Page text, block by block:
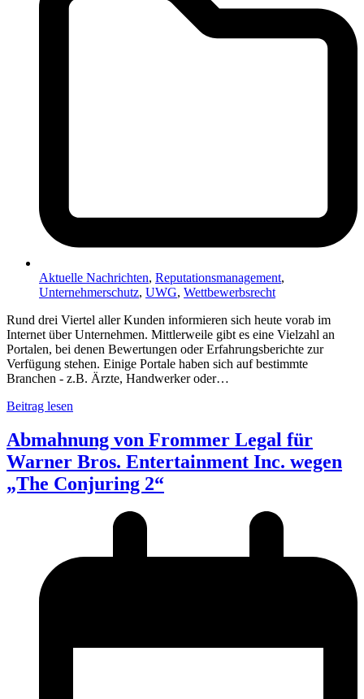
Aktuelle Nachrichten, Reputationsmanagement,
Unternehmerschutz, UWG, Wettbewerbsrecht
Rund drei Viertel aller Kunden informieren sich heute vorab im
Internet über Unternehmen. Mittlerweile gibt es eine Vielzahl an
Portalen, bei denen Bewertungen oder Erfahrungsberichte zur
Verfügung stehen. Einige Portale haben sich auf bestimmte
Branchen - z.B. Ärzte, Handwerker oder…
Beitrag lesen
Abmahnung von Frommer Legal für
Warner Bros. Entertainment Inc. wegen
„The Conjuring 2“